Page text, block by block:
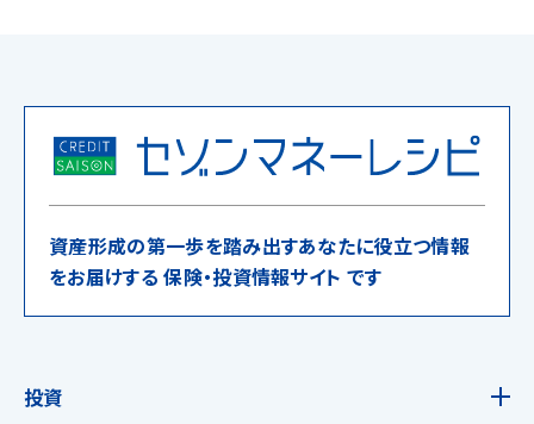
資産形成の第一歩を踏み出すあなたに役立つ情報
をお届けする 保険・投資情報サイト です
投資